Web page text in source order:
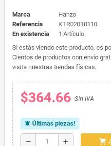
Marca
Hanzo
Referencia
KTR02010110
En existencia
1 Artículo
Si estás viendo este producto, es
Cientos de productos con envío
visita nuestras tiendas físicas.
$364.66 Sin IVA
notifications_active Últimas piezas!
remove add shopping_cart